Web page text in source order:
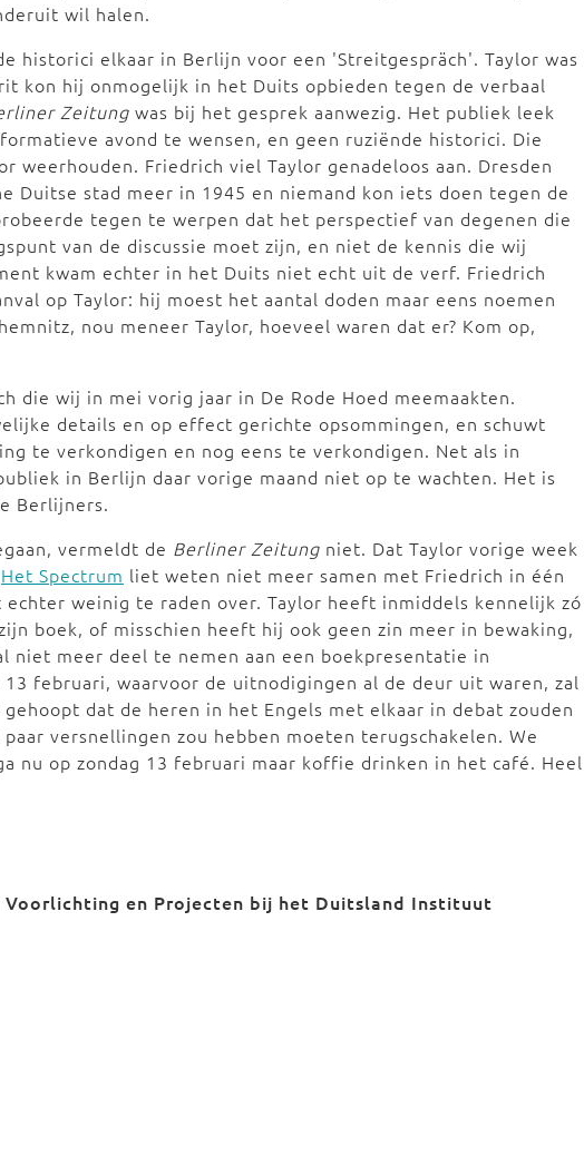
wil halen.
historici elkaar in Berlijn voor een 'Streitgespräch'. Taylor was
kon hij onmogelijk in het Duits opbieden tegen de verbaal
Zeitung was bij het gesprek aanwezig. Het publiek leek
avond te wensen, en geen ruziënde historici. Die
weerhouden. Friedrich viel Taylor genadeloos aan. Dresden
Duitse stad meer in 1945 en niemand kon iets doen tegen de
tegen te werpen dat het perspectief van degenen die
van de discussie moet zijn, en niet de kennis die wij
kwam echter in het Duits niet echt uit de verf. Friedrich
op Taylor: hij moest het aantal doden maar eens noemen
nou meneer Taylor, hoeveel waren dat er? Kom op,
die wij in mei vorig jaar in De Rode Hoed meemaakten.
details en op effect gerichte opsommingen, en schuwt
te verkondigen en nog eens te verkondigen. Net als in
in Berlijn daar vorige maand niet op te wachten. Het is
Berlijners.
vermeldt de Berliner Zeitung niet. Dat Taylor vorige week
Het Spectrum liet weten niet meer samen met Friedrich in één
weinig te raden over. Taylor heeft inmiddels kennelijk zó
boek, of misschien heeft hij ook geen zin meer in bewaking,
niet meer deel te nemen aan een boekpresentatie in
februari, waarvoor de uitnodigingen al de deur uit waren, zal
dat de heren in het Engels met elkaar in debat zouden
versnellingen zou hebben moeten terugschakelen. We
nu op zondag 13 februari maar koffie drinken in het café. Heel
Voorlichting en Projecten bij het Duitsland Instituut